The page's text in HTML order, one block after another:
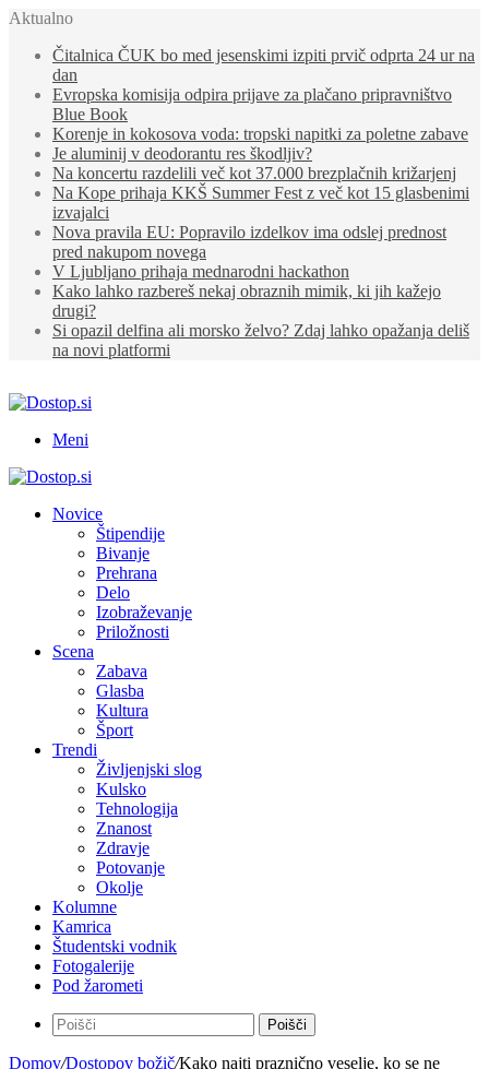
Aktualno
Čitalnica ČUK bo med jesenskimi izpiti prvič odprta 24 ur na
dan
Evropska komisija odpira prijave za plačano pripravništvo
Blue Book
Korenje in kokosova voda: tropski napitki za poletne zabave
Je aluminij v deodorantu res škodljiv?
Na koncertu razdelili več kot 37.000 brezplačnih križarjenj
Na Kope prihaja KKŠ Summer Fest z več kot 15 glasbenimi
izvajalci
Nova pravila EU: Popravilo izdelkov ima odslej prednost
pred nakupom novega
V Ljubljano prihaja mednarodni hackathon
Kako lahko razbereš nekaj obraznih mimik, ki jih kažejo
drugi?
Si opazil delfina ali morsko želvo? Zdaj lahko opažanja deliš
na novi platformi
Meni
Novice
Štipendije
Bivanje
Prehrana
Delo
Izobraževanje
Priložnosti
Scena
Zabava
Glasba
Kultura
Šport
Trendi
Življenjski slog
Kulsko
Tehnologija
Znanost
Zdravje
Potovanje
Okolje
Kolumne
Kamrica
Študentski vodnik
Fotogalerije
Pod žarometi
Poišči
Domov/Dostopov božič/Kako najti praznično veselje, ko se ne